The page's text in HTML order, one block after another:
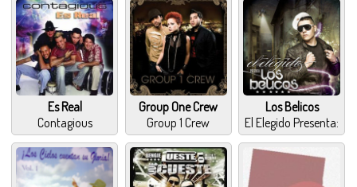
Es Real
Contagious
Group One Crew
Group 1 Crew
Los Belicos
El Elegido Presenta: